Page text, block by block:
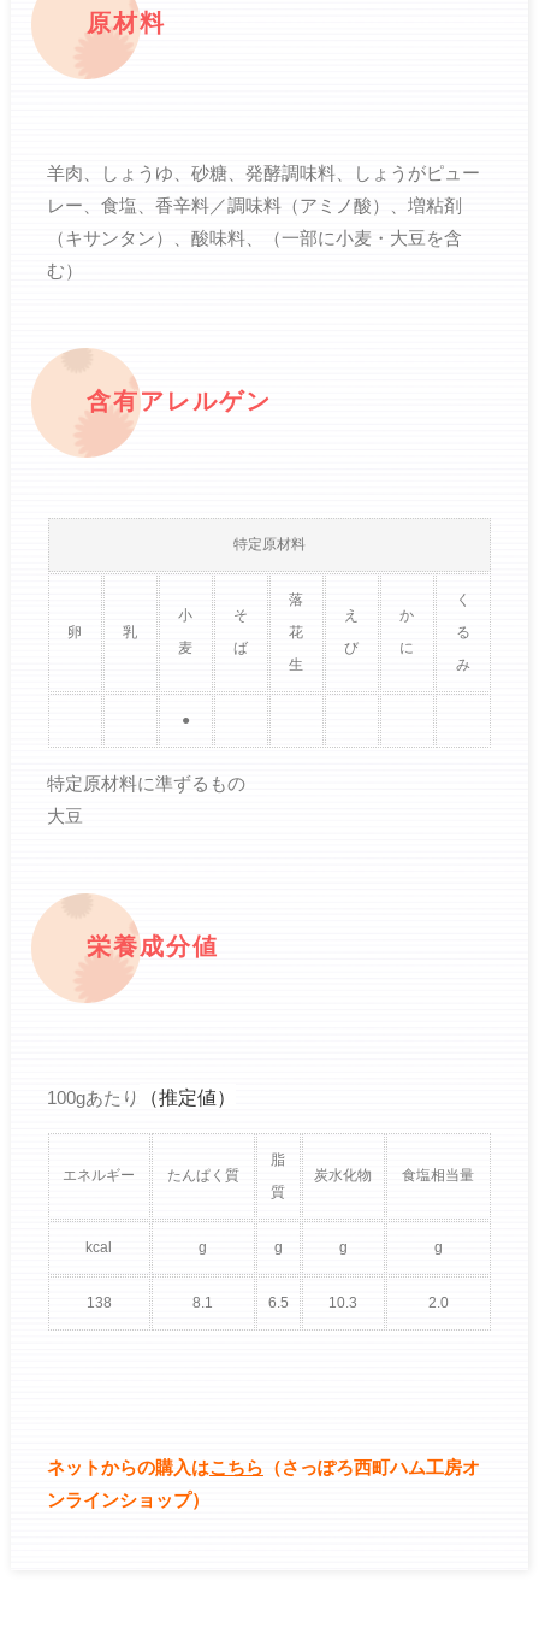
原材料
羊肉、しょうゆ、砂糖、発酵調味料、しょうがピュー
レー、食塩、香辛料／調味料（アミノ酸）、増粘剤
（キサンタン）、酸味料、（一部に小麦・大豆を含
む）
含有アレルゲン
特定原材料
卵 乳
小
麦
そ
ば
落
花
生
え
び
か
に
く
る
み
●
特定原材料に準ずるもの
大豆
栄養成分値
100gあたり （推定値）
エネルギー たんぱく質
脂
質
炭水化物 食塩相当量
kcal g g g g
138 8.1 6.5 10.3 2.0
ネットからの購入はこちら （さっぽろ西町ハム工房オ
ンラインショップ）